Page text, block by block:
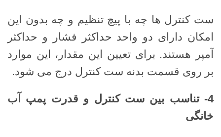
ست کنترل ها چه با پیچ تنظیم و چه بدون این
امکان دارای دو واحد حداکثر فشار و حداکثر
آمپر هستند. برای تعیین این مقدار، این موارد
بر روی قسمت بدنه ست کنترل درج می شود.
4-
تناسب بین ست کنترل و قدرت پمپ آب
خانگی